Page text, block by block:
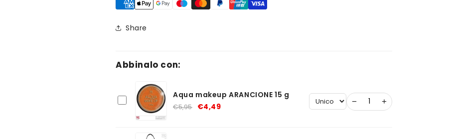
Share
Abbinalo con:
Aqua makeup ARANCIONE 15 g
€5,95 €4,49 − +